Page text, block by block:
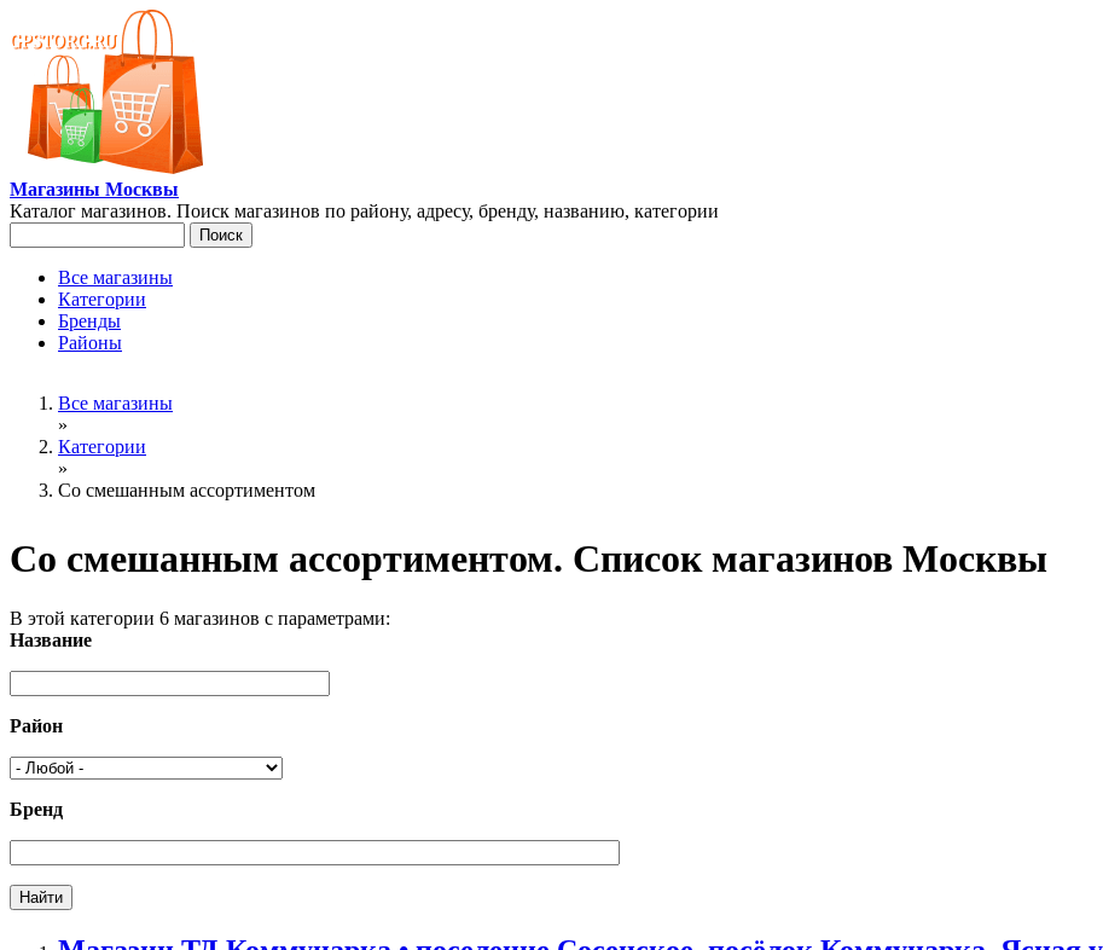
Перейти к основному содержанию
Магазины Москвы
Каталог магазинов. Поиск магазинов по району, адресу, бренду, названию, категории
Главное меню
Все магазины
Категории
Бренды
Районы
Вы здесьВсе магазины
»
Категории
»
Со смешанным ассортиментом
Со смешанным ассортиментом. Список магазинов Москвы
В этой категории 6 магазинов с параметрами:
Название
Район
Бренд